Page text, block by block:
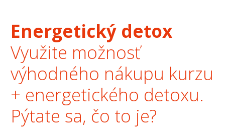
Energetický detox
Využite možnosť
výhodného nákupu kurzu
+ energetického detoxu.
Pýtate sa, čo to je?